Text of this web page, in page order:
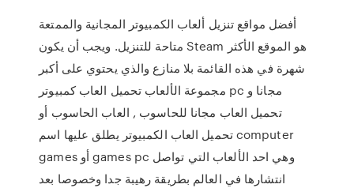
أفضل مواقع تنزيل ألعاب الكمبيوتر المجانية والممتعة
متاحة للتنزيل. ويجب أن يكون Steam هو الموقع الأكثر
شهرة في هذه القائمة بلا منازع والذي يحتوي على أكبر
مجموعة الألعاب تحميل العاب كمبيوتر pc مجانا و
تحميل العاب مجانا للحاسوب , العاب الحاسوب أو
تحميل العاب الكمبيوتر يطلق عليها اسم computer
games أو games pc وهي احد الألعاب التي تواصل
انتشارها في العالم بطريقة رهيبة جدا وخصوصا بعد